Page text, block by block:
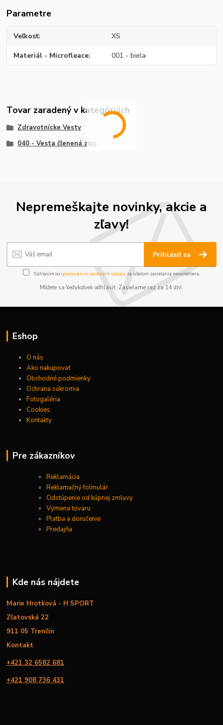
Parametre
Veľkosť XS
Materiál - Microfleace 001 - biela
Tovar zaradený v kategóriách
Zdravotnícke Vesty
040 - Vesta členená zips
Nepremeškajte novinky, akcie a
zľavy!
Prihlásiť sa
Súhlasím sospracovaním osobných údajov za účelom zasielania newslettera.
Môžete sa kedykoľvek odhlásiť. Zasielame raz za 14 dní.
Eshop
O nás
Ako nakupovať
Obchodné podmienky
Ochrana súkromia
Fotogaléria
Cookies
Kontakty
Pre zákazníkov
Reklamácia
Reklamačný folmulár
Odstúpenie od kúpnej zmluvy
Výmena tovaru
Platba a doručenie
Predajňa
Kde nás nájdete
Marie Hrotková - H SPORT
Zlatovská 22
911 05 Trenčín
Kontakt
+421 32 6582 681
+421 908 736 431